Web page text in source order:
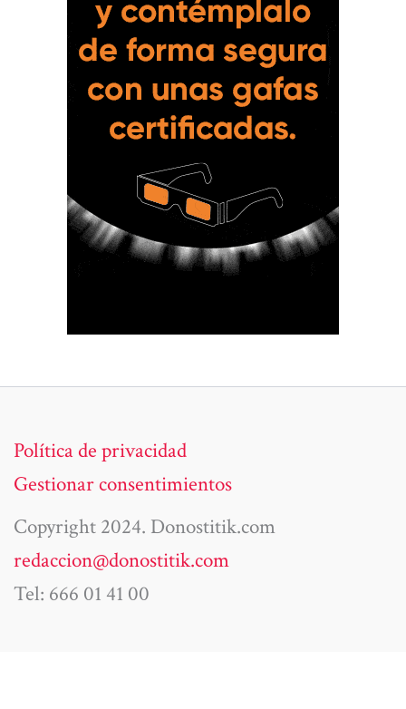
Política de privacidad
Gestionar consentimientos
Copyright 2024. Donostitik.com
redaccion@donostitik.com
Tel: 666 01 41 00